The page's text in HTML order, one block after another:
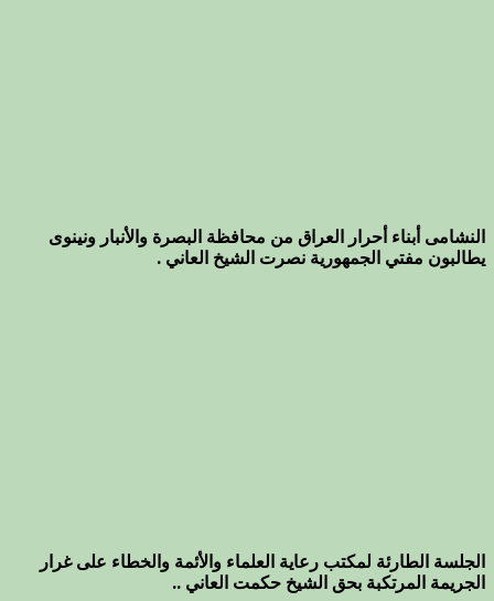
النشامى أبناء أحرار العراق من محافظة البصرة والأنبار ونينوى
يطالبون مفتي الجمهورية نصرت الشيخ العاني .
الجلسة الطارئة لمكتب رعاية العلماء والأئمة والخطاء على غرار
الجريمة المرتكبة بحق الشيخ حكمت العاني ..